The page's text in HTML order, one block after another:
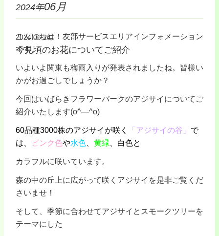
2024年06月
2024.06.24
今見頃のお花についてご紹介
こんにちは！友部サービスエリアインフォメーション
です。
いよいよ関東も梅雨入りが発表されましたね。皆様い
かがお過ごしでしょうか？
今回はいばらきフラワーパークのアジサイについてご
紹介いたします(o^―^o)
60品種3000株のアジサイが咲く 「アジサイの谷」 で
は、
ピンク色や水色 黄緑 、白色と
カラフルに咲いています。
森の中の丘上に広がって咲くアジサイを是非ご覧くだ
さいませ！
そして、季節に合わせてアジサイとスモークツリーを
テーマにした